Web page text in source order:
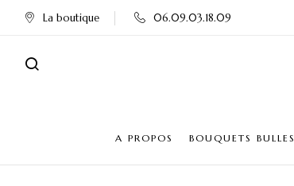
La boutique 06.09.03.18.09
A PROPOS BOUQUETS BULLES